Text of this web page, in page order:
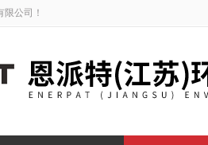
公司！